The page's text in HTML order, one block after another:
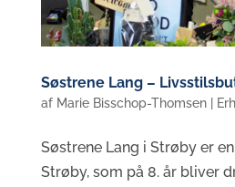
Søstrene Lang –
af Marie Bisschop-Thomsen|
Søstrene Lang i Strøby er
Strøby, som på 8. år bliver